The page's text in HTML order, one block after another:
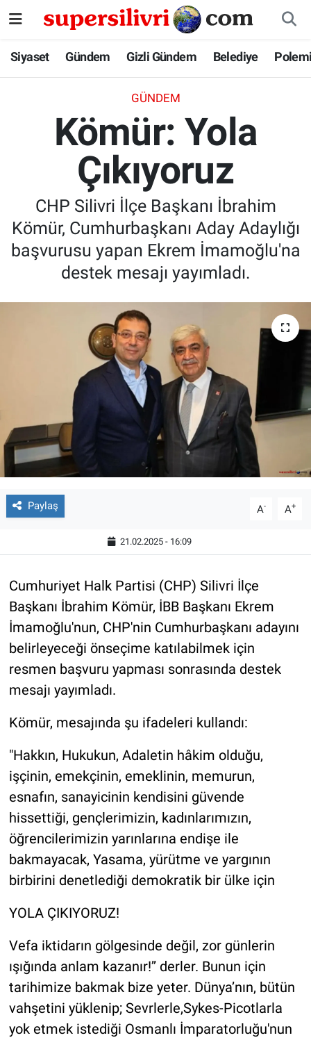
Siyaset Gündem Gizli Gündem Belediye
GÜNDEM
Kömür: Yola
Çıkıyoruz
CHP Silivri İlçe Başkanı İbrahim
Kömür, Cumhurbaşkanı Aday Adaylığı
başvurusu yapan Ekrem İmamoğlu'na
destek mesajı yayımladı.
Paylaş A- A+
21.02.2025 - 16:09
Cumhuriyet Halk Partisi (CHP) Silivri İlçe
Başkanı İbrahim Kömür, İBB Başkanı Ekrem
İmamoğlu'nun, CHP'nin Cumhurbaşkanı adayını
belirleyeceği önseçime katılabilmek için
resmen başvuru yapması sonrasında destek
mesajı yayımladı.
Kömür, mesajında şu ifadeleri kullandı:
"Hakkın, Hukukun, Adaletin hâkim olduğu,
işçinin, emekçinin, emeklinin, memurun,
esnafın, sanayicinin kendisini güvende
hissettiği, gençlerimizin, kadınlarımızın,
öğrencilerimizin yarınlarına endişe ile
bakmayacak, Yasama, yürütme ve yargının
birbirini denetlediği demokratik bir ülke için
YOLA ÇIKIYORUZ!
Vefa iktidarın gölgesinde değil, zor günlerin
ışığında anlam kazanır!’’ derler. Bunun için
tarihimize bakmak bize yeter. Dünya’nın, bütün
vahşetini yüklenip; Sevrlerle,Sykes-Picotlarla
yok etmek istediği Osmanlı İmparatorluğu'nun
Siyaset
Gizli Gündem
Belediye
İstanbul Nöbetçi Eczaneler
İstanbul Hava Durumu
İstanbul Namaz Vakitleri
İstanbul Trafik Yoğunluk Haritası
Süper Lig Puan Durumu ve Fikstür
Tüm Manşetler
Son Dakika Haberleri
Haber Arşivi